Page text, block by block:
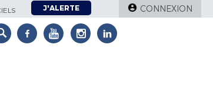
J'ALERTE CONNEXION